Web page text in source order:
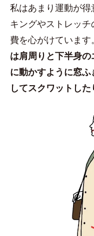
私はあまり運動が
キングやストレッ
費を心がけています。
は肩周りと下半身
に動かすように窓
してスクワットした